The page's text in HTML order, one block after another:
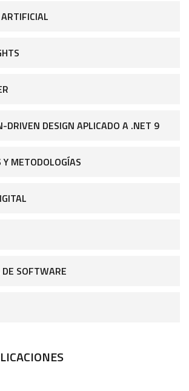
DRIVEN DESIGN APLICADO A .NET 9
METODOLOGÍAS
SOFTWARE